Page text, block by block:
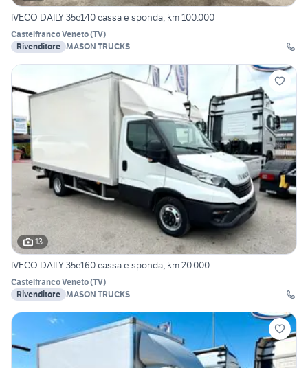
IVECO DAILY 35c140 cassa e sponda, km 100.000
Castelfranco Veneto(TV)
Rivenditore MASON TRUCKS
13
IVECO DAILY 35c160 cassa e sponda, km 20.000
Castelfranco Veneto(TV)
Rivenditore MASON TRUCKS